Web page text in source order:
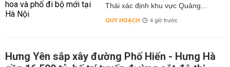
Thái xác định khu vực Quảng...
QUY HOẠCH 4 giờ trước
Hưng Yên sắp xây đường Phố Hiến - Hưng Hà